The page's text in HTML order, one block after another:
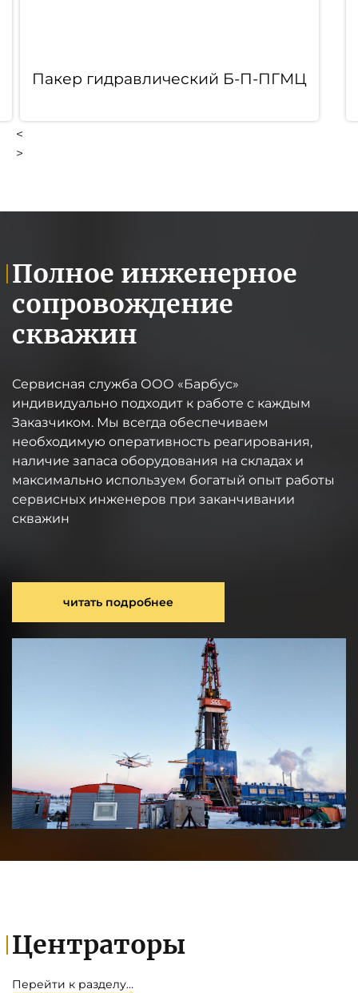
Пакер гидравлический Б-П-ПГМЦ
<
>
Полное инженерное
сопровождение
скважин
Сервисная служба ООО «Барбус»
индивидуально подходит к работе с каждым
Заказчиком. Мы всегда обеспечиваем
необходимую оперативность реагирования,
наличие запаса оборудования на складах и
максимально используем богатый опыт работы
сервисных инженеров при заканчивании
скважин
читать подробнее
Центраторы
Перейти к разделу…